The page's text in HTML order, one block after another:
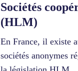
Sociétés
(HLM)
En France, il existe
sociétés anonymes